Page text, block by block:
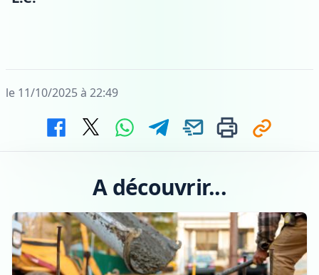
le 11/10/2025 à 22:49
A découvrir...